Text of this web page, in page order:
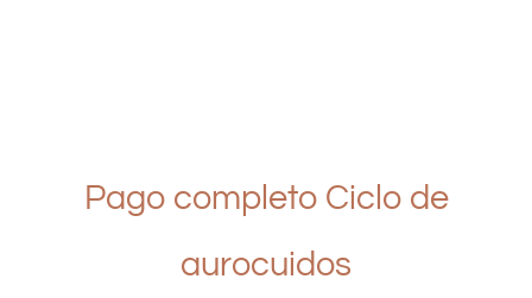
Pago completo Ciclo de
aurocuidos